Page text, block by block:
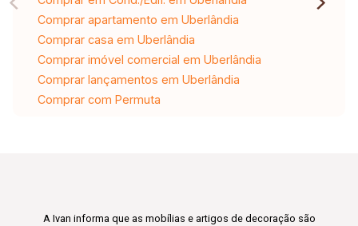
Comprar apartamento em Uberlândia
Comprar casa em Uberlândia
Comprar imóvel comercial em Uberlândia
Comprar lançamentos em Uberlândia
Comprar com Permuta
A Ivan informa que as mobílias e artigos de decoração são